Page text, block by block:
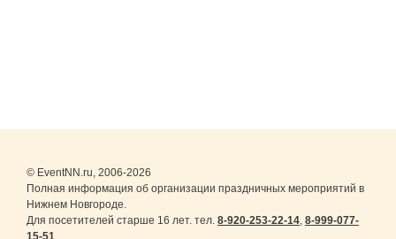
© EventNN.ru, 2006-2026
Полная информация об организации праздничных мероприятий в
Нижнем Новгороде.
Для посетителей старше 16 лет. тел. 8-920-253-22-14, 8-999-077-
15-51